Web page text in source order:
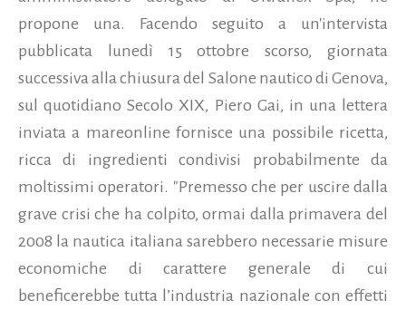
propone una. Facendo seguito a un'intervista
pubblicata lunedì 15 ottobre scorso, giornata
successiva alla chiusura del Salone nautico di Genova,
sul quotidiano Secolo XIX, Piero Gai, in una lettera
inviata a mareonline fornisce una possibile ricetta,
ricca di ingredienti condivisi probabilmente da
moltissimi operatori. "Premesso che per uscire dalla
grave crisi che ha colpito, ormai dalla primavera del
2008 la nautica italiana sarebbero necessarie misure
economiche di carattere generale di cui
beneficerebbe tutta l’industria nazionale con effetti